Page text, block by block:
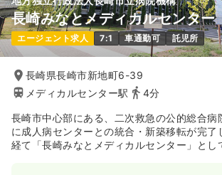
長崎みなとメディカルセンター
エージェント求人 7:1 車通勤可 託児所
長崎県長崎市新地町6-39
メディカルセンター駅
4分
長崎市中心部にある、二次救急の公的総合病
に成人病センターとの統合・新築移転が完了
経て「長崎みなとメディカルセンター」とし